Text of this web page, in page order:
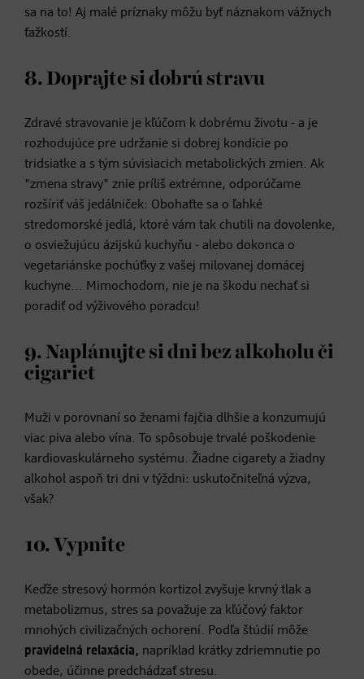
sa na to! Aj malé príznaky môžu byť náznakom vážnych
ťažkostí.
8. Doprajte si dobrú stravu
Zdravé stravovanie je kľúčom k dobrému životu - a je
rozhodujúce pre udržanie si dobrej kondície po
tridsiatke a s tým súvisiacich metabolických zmien. Ak
"zmena stravy" znie príliš extrémne, odporúčame
rozšíriť váš jedálniček: Obohaťte sa o ľahké
stredomorské jedlá, ktoré vám tak chutili na dovolenke,
o osviežujúcu ázijskú kuchyňu - alebo dokonca o
vegetariánske pochúťky z vašej milovanej domácej
kuchyne... Mimochodom, nie je na škodu nechať si
poradiť od výživového poradcu!
9. Naplánujte si dni bez alkoholu či
cigariet
Muži v porovnaní so ženami fajčia dlhšie a konzumujú
viac piva alebo vína. To spôsobuje trvalé poškodenie
kardiovaskulárneho systému. Žiadne cigarety a žiadny
alkohol aspoň tri dni v týždni: uskutočniteľná výzva,
však?
10. Vypnite
Keďže stresový hormón kortizol zvyšuje krvný tlak a
metabolizmus, stres sa považuje za kľúčový faktor
mnohých civilizačných ochorení. Podľa štúdií môže
pravidelná relaxácia, napríklad krátky zdriemnutie po
obede, účinne predchádzať stresu.